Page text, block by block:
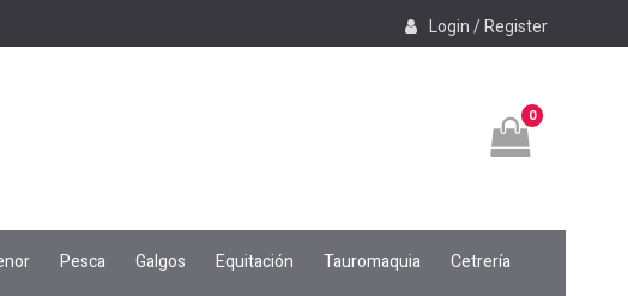
Login / Register
0
Pesca Galgos Equitación Tauromaquia Cetrería